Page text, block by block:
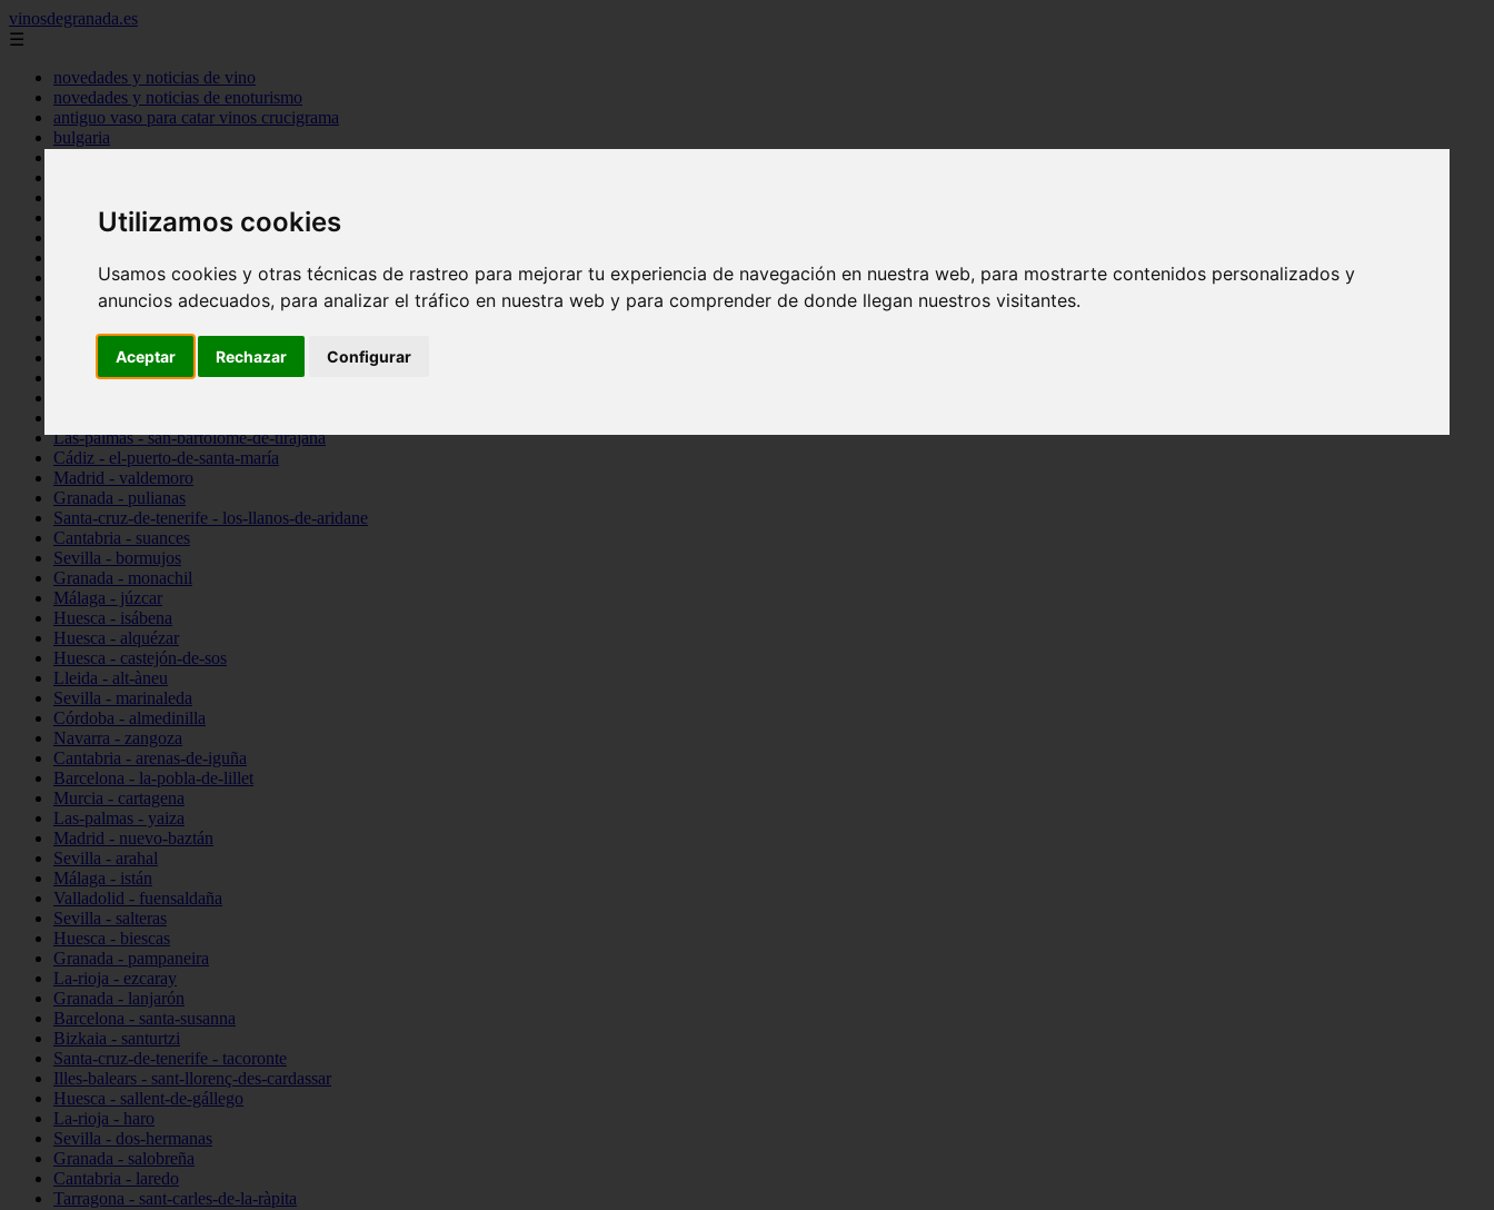
Utilizamos cookies
Usamos cookies y otras técnicas de rastreo para mejorar tu experiencia de navegación en nuestra web, para mostrarte contenidos personalizados y
anuncios adecuados, para analizar el tráfico en nuestra web y para comprender de donde llegan nuestros visitantes.
Aceptar Rechazar Configurar
vinosdegranada.es
☰
novedades y noticias de vino
novedades y noticias de enoturismo
antiguo vaso para catar vinos crucigrama
bulgaria
Córdoba - córdoba
Barcelona - barcelona
Ciudad-real - montiel
Santa-cruz-de-tenerife - guía-de-isora
La-rioja - casalarreina
Almería - roquetas-de-mar
Madrid - pozuelo-de-alarcón
Las-palmas - san-bartolomé-de-tirajana
Cádiz - el-puerto-de-santa-maría
Madrid - valdemoro
Granada - pulianas
Santa-cruz-de-tenerife - los-llanos-de-aridane
Cantabria - suances
Sevilla - bormujos
Granada - monachil
Málaga - júzcar
Huesca - isábena
Huesca - alquézar
Huesca - castejón-de-sos
Lleida - alt-àneu
Sevilla - marinaleda
Córdoba - almedinilla
Navarra - zangoza
Cantabria - arenas-de-iguña
Barcelona - la-pobla-de-lillet
Murcia - cartagena
Las-palmas - yaiza
Madrid - nuevo-baztán
Sevilla - arahal
Málaga - istán
Valladolid - fuensaldaña
Sevilla - salteras
Huesca - biescas
Granada - pampaneira
La-rioja - ezcaray
Granada - lanjarón
Barcelona - santa-susanna
Bizkaia - santurtzi
Santa-cruz-de-tenerife - tacoronte
Illes-balears - sant-llorenç-des-cardassar
Huesca - sallent-de-gállego
La-rioja - haro
Sevilla - dos-hermanas
Granada - salobreña
Cantabria - laredo
Tarragona - sant-carles-de-la-ràpita